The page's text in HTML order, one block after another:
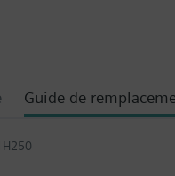
Guide de